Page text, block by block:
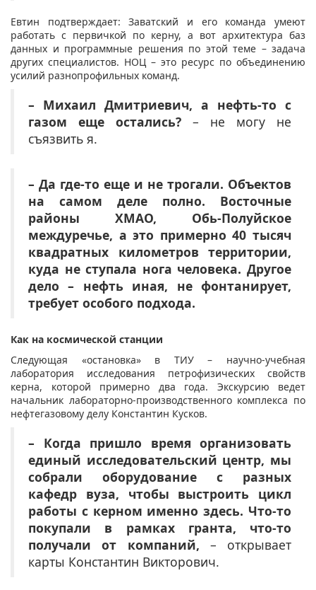
Евтин подтверждает: Заватский и его команда умеют
работать с первичкой по керну, а вот архитектура баз
данных и программные решения по этой теме – задача
других специалистов. НОЦ – это ресурс по объединению
усилий разнопрофильных команд.
– Михаил Дмитриевич, а нефть-то с
газом еще остались? – не могу не
съязвить я.
– Да где-то еще и не трогали. Объектов
на самом деле полно. Восточные
районы ХМАО, Обь-Полуйское
междуречье, а это примерно 40 тысяч
квадратных километров территории,
куда не ступала нога человека. Другое
дело – нефть иная, не фонтанирует,
требует особого подхода.
Как на космической станции
Следующая «остановка» в ТИУ – научно-учебная
лаборатория исследования петрофизических свойств
керна, которой примерно два года. Экскурсию ведет
начальник лабораторно-производственного комплекса по
нефтегазовому делу Константин Кусков.
– Когда пришло время организовать
единый исследовательский центр, мы
собрали оборудование с разных
кафедр вуза, чтобы выстроить цикл
работы с керном именно здесь. Что-то
покупали в рамках гранта, что-то
получали от компаний, – открывает
карты Константин Викторович.